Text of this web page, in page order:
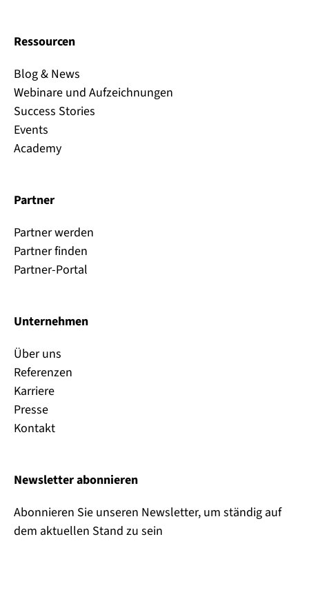
Ressourcen
Blog & News
Webinare und Aufzeichnungen
Success Stories
Events
Academy
Partner
Partner werden
Partner finden
Partner-Portal
Unternehmen
Über uns
Referenzen
Karriere
Presse
Kontakt
Newsletter abonnieren
Abonnieren Sie unseren Newsletter, um ständig auf
dem aktuellen Stand zu sein